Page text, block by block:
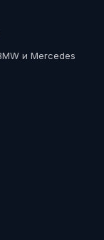
и Mercedes